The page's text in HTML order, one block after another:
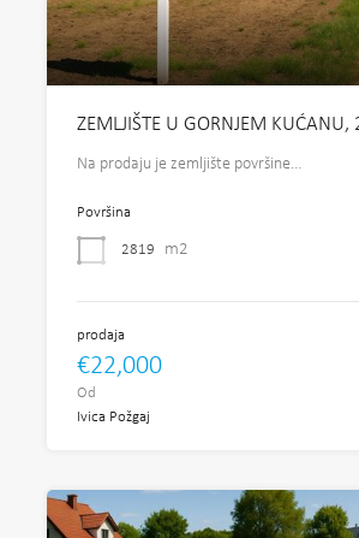
ZEMLJIŠTE U GORNJEM
Na prodaju je zemljište površine…
Površina
2819 m2
prodaja
€22,000
Od
Ivica Požgaj